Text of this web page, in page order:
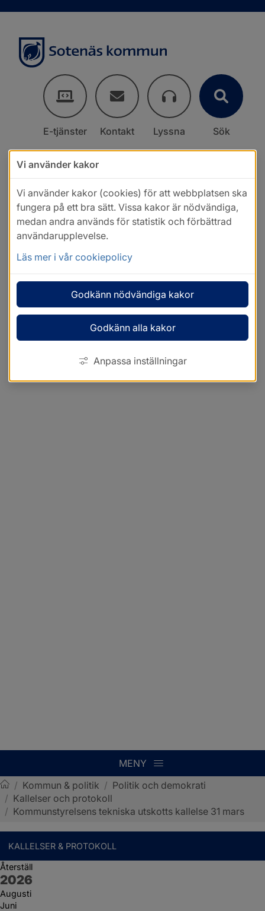
E-tjänster Kontakt Lyssna Sök
MENY
Sotenäs kommun
/ Kommun & politik / Politik och demokrati
/ Kallelser och protokoll
/ Kommunstyrelsens tekniska utskotts kallelse 31 mars
KALLELSER & PROTOKOLL
Återställ
År:
2026
Augusti
Juni
Vi använder kakor
Vi använder kakor (cookies) för att webbplatsen ska
fungera på ett bra sätt. Vissa kakor är nödvändiga,
medan andra används för statistik och förbättrad
användarupplevelse.
Läs mer i vår cookiepolicy
Godkänn nödvändiga kakor
Godkänn alla kakor
Anpassa inställningar